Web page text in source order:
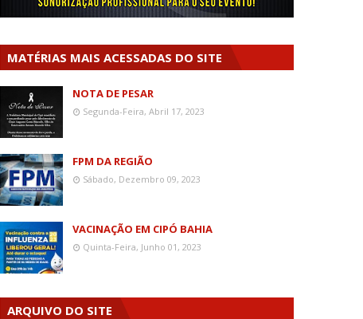
MATÉRIAS MAIS ACESSADAS DO SITE
NOTA DE PESAR
Segunda-Feira, Abril 17, 2023
FPM DA REGIÃO
Sábado, Dezembro 09, 2023
VACINAÇÃO EM CIPÓ BAHIA
Quinta-Feira, Junho 01, 2023
ARQUIVO DO SITE